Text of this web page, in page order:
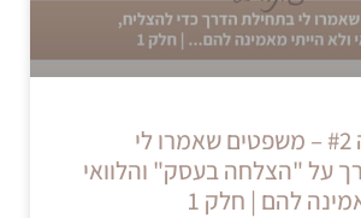
פרק #4 עונה #2 – משפטים שאמרו לי
על "הצלחה בעסק" והלוואי
להם | חלק 1